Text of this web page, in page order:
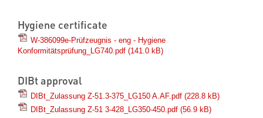
Hygiene certificate
W-386099e-Prüfzeugnis - eng - Hygiene
Konformitätsprüfung_LG740.pdf (141.0 kB)
DIBt approval
DIBt_Zulassung Z-51.3-375_LG150 A.AF.pdf (228.8 kB)
DIBt_Zulassung Z-51 3-428_LG350-450.pdf (56.9 kB)